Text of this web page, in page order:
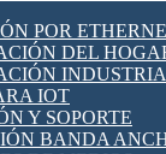
DE FRECUENCIA
-
VARIAS
LED
REED
RELÉ
TÉRMICA
POR
DEL
IOT
Y SOPORTE
BANDA